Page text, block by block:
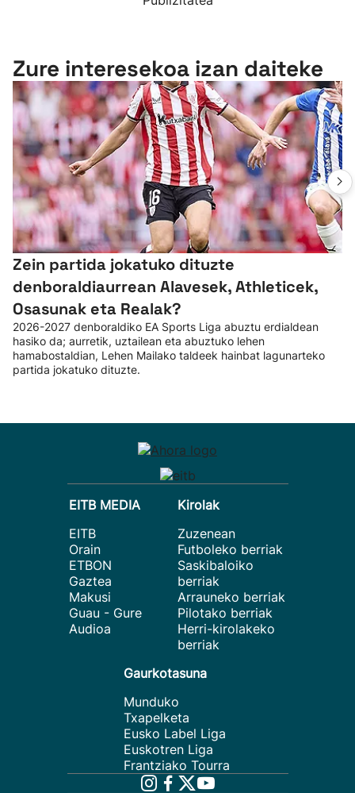
Zure interesekoa izan daiteke
Zein partida jokatuko dituzte
denboraldiaurrean Alavesek, Athleticek,
Osasunak eta Realak?
2026-2027 denboraldiko EA Sports Liga abuztu erdialdean
hasiko da; aurretik, uztailean eta abuztuko lehen
hamabostaldian, Lehen Mailako taldeek hainbat lagunarteko
partida jokatuko dituzte.
EITB MEDIA
EITB
Orain
ETBON
Gaztea
Makusi
Guau - Gure
Audioa
Kirolak
Zuzenean
Futboleko berriak
Saskibaloiko
berriak
Arrauneko berriak
Pilotako berriak
Herri-kirolakeko
berriak
Gaurkotasuna
Munduko
Txapelketa
Eusko Label Liga
Euskotren Liga
Frantziako Tourra